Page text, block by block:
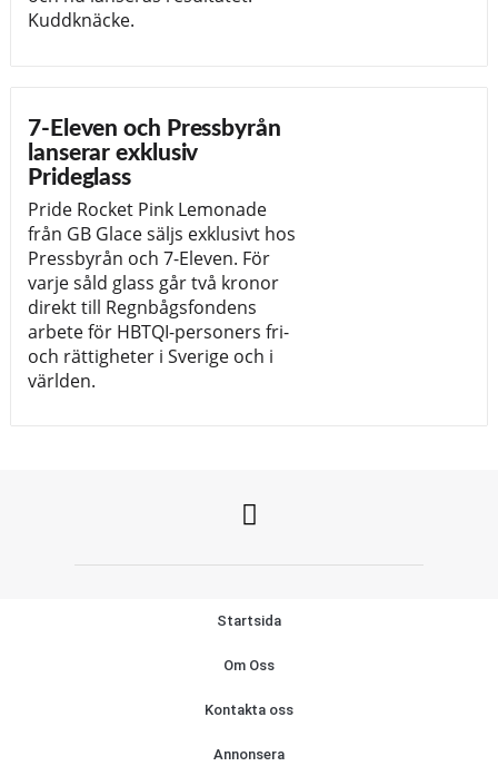
Kuddknäcke.
7-Eleven och Pressbyrån
lanserar exklusiv
Prideglass
Pride Rocket Pink Lemonade
från GB Glace säljs exklusivt hos
Pressbyrån och 7-Eleven. För
varje såld glass går två kronor
direkt till Regnbågsfondens
arbete för HBTQI-personers fri-
och rättigheter i Sverige och i
världen.
Startsida
Om Oss
Kontakta oss
Annonsera